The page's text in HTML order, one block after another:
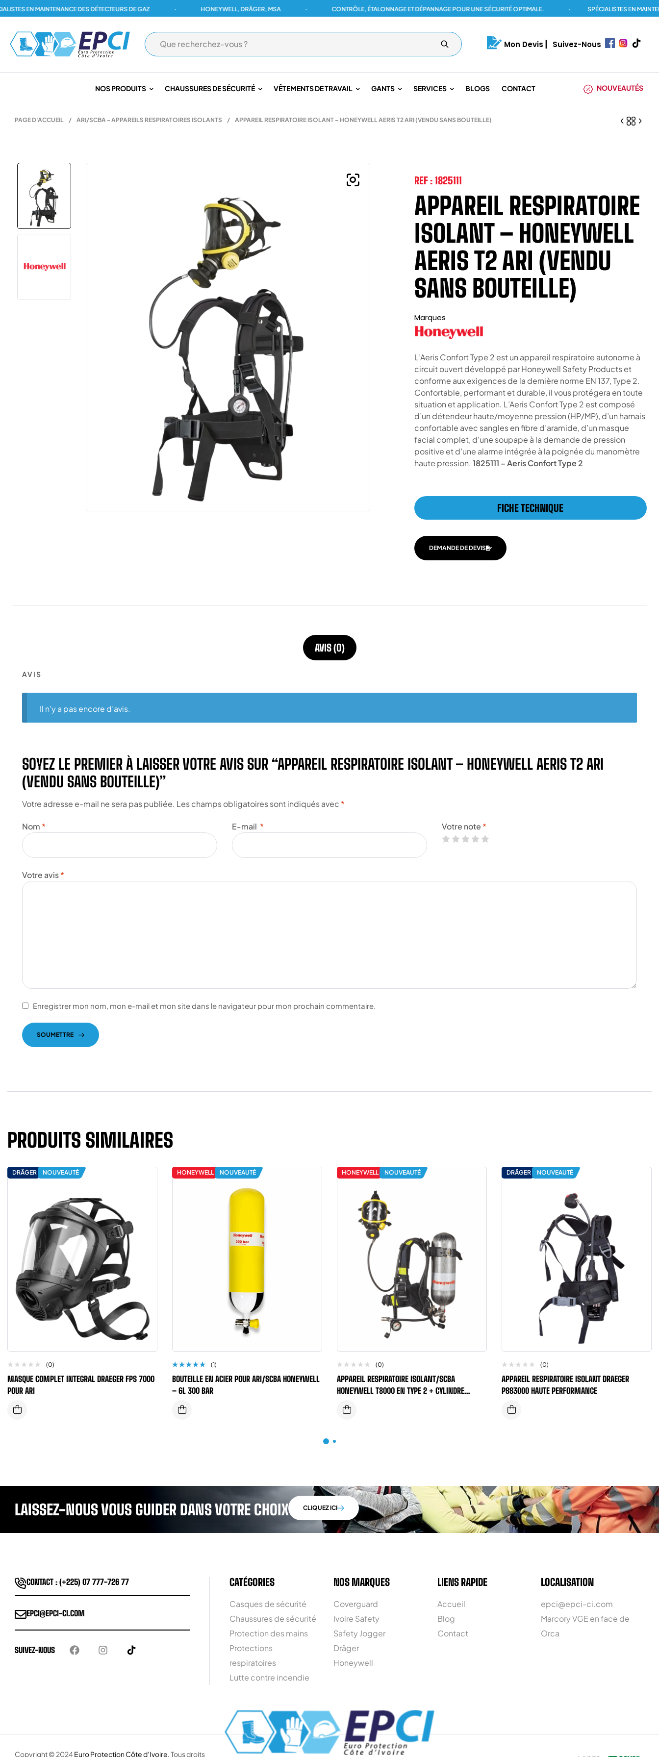
EN MAINTENANCE DES DÉTECTEURS DE GAZ HONEYWELL, DRÄGER, MSA CONTRÔLE, ÉTALONNAGE ET DÉPANNAGE POUR UNE SÉCURITÉ OPTIMALE. SPÉCIALISTES EN
Mon Devis Suivez-Nous
NOS PRODUITS CHAUSSURES DE SÉCURITÉ VÊTEMENTS DE TRAVAIL GANTS SERVICES BLOGS CONTACT NOUVEAUTÉS
PAGE D'ACCUEIL / ARI/SCBA - APPAREILS RESPIRATOIRES ISOLANTS / APPAREIL RESPIRATOIRE ISOLANT – HONEYWELL AERIS T2 ARI (VENDU SANS BOUTEILLE)
REF : 1825111
APPAREIL RESPIRATOIRE
ISOLANT – HONEYWELL
AERIS T2 ARI (VENDU
SANS BOUTEILLE)
Marques
L’Aeris Confort Type 2 est un appareil respiratoire autonome à
circuit ouvert développé par Honeywell Safety Products et
conforme aux exigences de la dernière norme EN 137, Type 2.
Confortable, performant et durable, il vous protégera en toute
situation et application. L’Aeris Confort Type 2 est composé
d’un détendeur haute/moyenne pression (HP/MP), d’un harnais
confortable avec sangles en fibre d’aramide, d’un masque
facial complet, d’une soupape à la demande de pression
positive et d’une alarme intégrée à la poignée du manomètre
haute pression. 1825111 – Aeris Confort Type 2
FICHE TECHNIQUE
DEMANDE DE DEVIS
AVIS (0)
AVIS
Il n’y a pas encore d’avis.
SOYEZ LE PREMIER À LAISSER VOTRE AVIS SUR “APPAREIL RESPIRATOIRE ISOLANT – HONEYWELL AERIS T2 ARI
(VENDU SANS BOUTEILLE)”
Votre adresse e-mail ne sera pas publiée. Les champs obligatoires sont indiqués avec *
Votre note *
Votre avis*
Nom * E-mail *
Enregistrer mon nom, mon e-mail et mon site dans le navigateur pour mon prochain commentaire.
SOUMETTRE
PRODUITS SIMILAIRES
DRÄGER NOUVEAUTÉ
(0)
MASQUE COMPLET INTEGRAL DRAEGER FPS 7000
POUR ARI
HONEYWELL NOUVEAUTÉ
5.00sur
(1)
BOUTEILLE EN ACIER POUR ARI/SCBA HONEYWELL
– 6L 300 BAR
HONEYWELL NOUVEAUTÉ
(0)
APPAREIL RESPIRATOIRE ISOLANT/SCBA
HONEYWELL T8000 EN TYPE 2 + CYLINDRE
DRÄGER NOUVEAUTÉ
(0)
APPAREIL RESPIRATOIRE ISOLANT DRAEGER
PSS3000 HAUTE PERFORMANCE
LAISSEZ-NOUS VOUS GUIDER DANS VOTRE CHOIX CLIQUEZ ICI
CONTACT : (+225) 07 777-726 77
EPCI@EPCI-CI.COM
SUIVEZ-NOUS
CATÉGORIES
Casques de sécurité
Chaussures de sécurité
Protection des mains
Protections
respiratoires
Lutte contre incendie
NOS MARQUES
Coverguard
Ivoire Safety
Safety Jogger
Dräger
Honeywell
LIENS RAPIDE
Accueil
Blog
Contact
LOCALISATION
epci@epci-ci.com
Marcory VGE en face de
Orca
Copyright © 2024 Euro Protection Côte d’Ivoire. Tous droits